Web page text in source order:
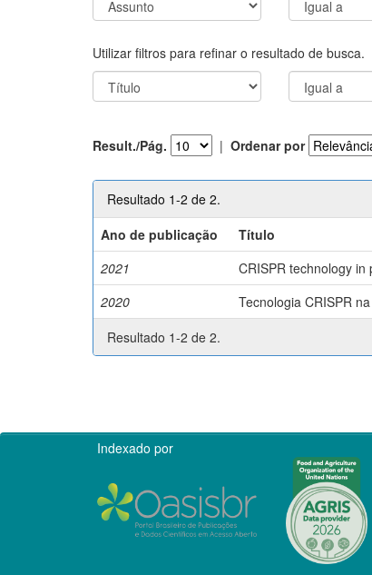
Utilizar filtros para refinar o resultado de busca.
Result./Pág. | Ordenar por
Resultado 1-2 de 2.
Ano de publicação
Título
2021
CRISPR technology
2020
Tecnologia CRISPR
Resultado 1-2 de 2.
Indexado por